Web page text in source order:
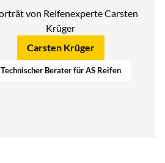
Carsten Krüger
Technischer Berater für AS Reifen